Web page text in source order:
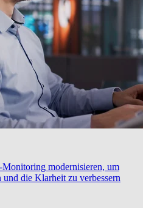
modernisieren, um
die Klarheit zu verbessern